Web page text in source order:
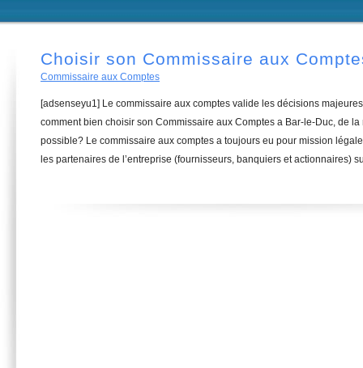
Choisir son Commissaire aux
Commissaire aux Comptes
[adsenseyu1] Le commissaire aux comptes valide les décisions
comment bien choisir son Commissaire aux Comptes a Bar-le-Duc, de
possible? Le commissaire aux comptes a toujours eu pour mission
les partenaires de l’entreprise (fournisseurs, banquiers et actionnaires)